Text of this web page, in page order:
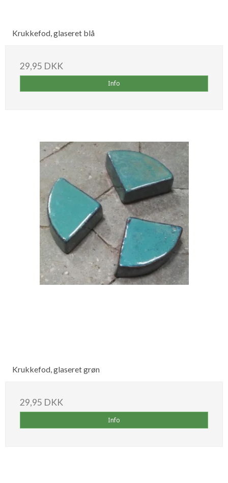
Krukkefod, glaseret blå
29,95 DKK
Info
Krukkefod, glaseret grøn
29,95 DKK
Info